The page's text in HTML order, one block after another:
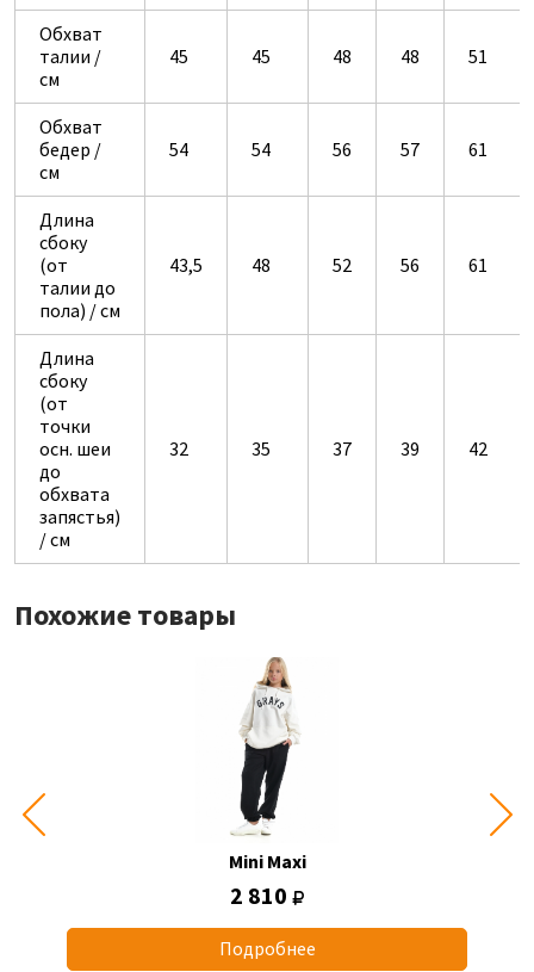
Обхват
талии /
см
45 45 48 48 51
Обхват
бедер /
см
54 54 56 57 61
Длина
сбоку
(от
талии до
пола) / см
43,5 48 52 56 61
Длина
сбоку
(от
точки
осн. шеи
до
обхвата
запястья)
/ см
32 35 37 39 42
Похожие товары
Mini Maxi
2 810
Подробнее